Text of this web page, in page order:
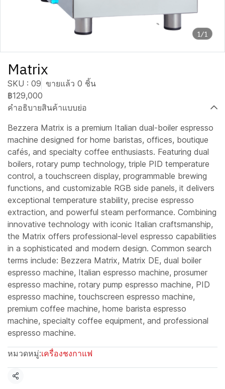
1/1
Matrix
SKU : 09 ขายแล้ว 0 ชิ้น
฿129,000
คำอธิบายสินค้าแบบย่อ
Bezzera Matrix is a premium Italian dual-boiler espresso
machine designed for home baristas, offices, boutique
cafés, and specialty coffee enthusiasts. Featuring dual
boilers, rotary pump technology, triple PID temperature
control, a touchscreen display, programmable brewing
functions, and customizable RGB side panels, it delivers
exceptional temperature stability, precise espresso
extraction, and powerful steam performance. Combining
innovative technology with iconic Italian craftsmanship,
the Matrix offers professional-level espresso capabilities
in a sophisticated and modern design. Common search
terms include: Bezzera Matrix, Matrix DE, dual boiler
espresso machine, Italian espresso machine, prosumer
espresso machine, rotary pump espresso machine, PID
espresso machine, touchscreen espresso machine,
premium coffee machine, home barista espresso
machine, specialty coffee equipment, and professional
espresso machine.
หมวดหมู่:เครื่องชงกาแฟ
แชร์